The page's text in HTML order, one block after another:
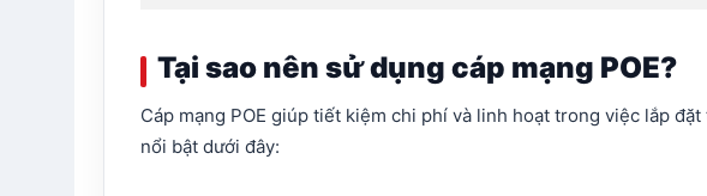
Tại sao nên sử dụng cáp mạng POE?
Cáp mạng POE giúp tiết kiệm chi phí và linh hoạt trong việc lắp
nổi bật dưới đây: